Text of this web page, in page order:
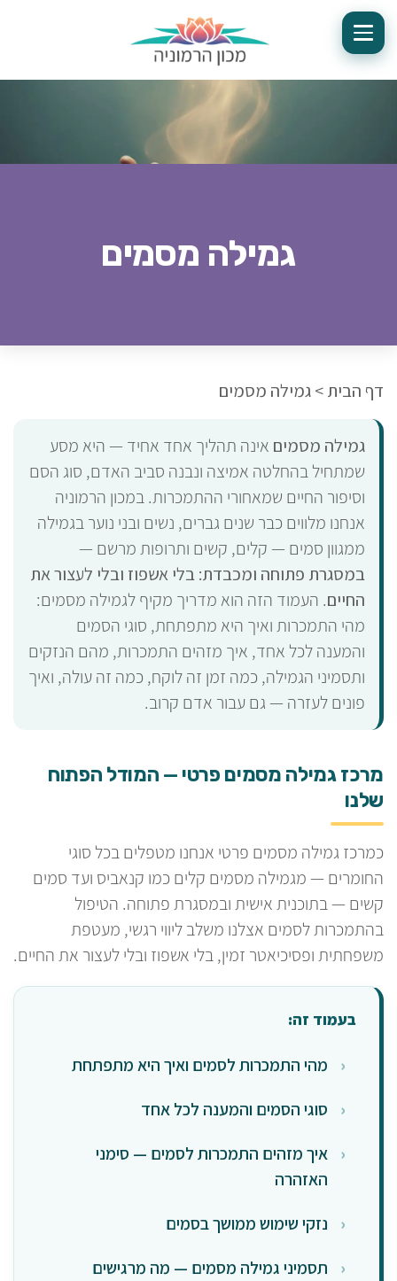
גמילה מסמים
דף הבית>גמילה מסמים
גמילה מסמים אינה תהליך אחד אחיד — היא מסע
שמתחיל בהחלטה אמיצה ונבנה סביב האדם, סוג הסם
וסיפור החיים שמאחורי ההתמכרות. במכון הרמוניה
אנחנו מלווים כבר שנים גברים, נשים ובני נוער בגמילה
ממגוון סמים — קלים, קשים ותרופות מרשם —
במסגרת פתוחה ומכבדת: בלי אשפוז ובלי לעצור את
החיים. העמוד הזה הוא מדריך מקיף לגמילה מסמים:
מהי התמכרות ואיך היא מתפתחת, סוגי הסמים
והמענה לכל אחד, איך מזהים התמכרות, מהם הנזקים
ותסמיני הגמילה, כמה זמן זה לוקח, כמה זה עולה, ואיך
פונים לעזרה — גם עבור אדם קרוב.
מרכז גמילה מסמים פרטי — המודל הפתוח
שלנו
כמרכז גמילה מסמים פרטי אנחנו מטפלים בכל סוגי
החומרים — מגמילה מסמים קלים כמו קנאביס ועד סמים
קשים — בתוכנית אישית ובמסגרת פתוחה. הטיפול
בהתמכרות לסמים אצלנו משלב ליווי רגשי, מעטפת
משפחתית ופסיכיאטר זמין, בלי אשפוז ובלי לעצור את החיים.
בעמוד זה:
מהי התמכרות לסמים ואיך היא מתפתחת
סוגי הסמים והמענה לכל אחד
איך מזהים התמכרות לסמים — סימני
האזהרה
נזקי שימוש ממושך בסמים
תסמיני גמילה מסמים — מה מרגישים